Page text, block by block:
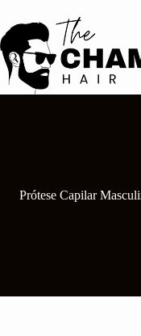
para
o
conteúdo
Prótese Capilar